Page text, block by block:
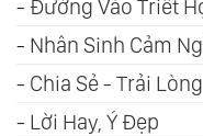
- Đường Vào Triết
- Nhân Sinh Cảm
- Chia Sẻ - Trải Lòng
- Lời Hay, Ý Đẹp